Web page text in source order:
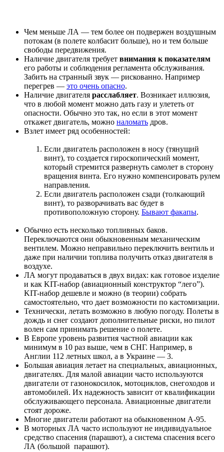
Чем меньше ЛА — тем более он подвержен воздушным
потокам (в полете колбасит больше), но и тем больше
свободы передвижения.
Наличие двигателя требует внимания к показателям
его работы и соблюдения регламента обслуживания.
Забить на странный звук — рискованно. Например
перегрев — это очень опасно.
Наличие двигателя расслабляет. Возникает иллюзия,
что в любой момент можно дать газу и улететь от
опасности. Обычно это так, но если в этот момент
откажет двигатель, можно наломать дров.
Взлет имеет ряд особенностей:
Если двигатель расположен в носу (тянущий
винт), то создается гироскопический момент,
который стремится развернуть самолет в сторону
вращения винта. Его нужно компенсировать рулем
направления.
Если двигатель расположен сзади (толкающий
винт), то разворачивать вас будет в
противоположную сторону. Бывают факапы.
Обычно есть несколько топливных баков.
Переключаются они обыкновенным механическим
вентилем. Можно неправильно переключить вентиль и
даже при наличии топлива получить отказ двигателя в
воздухе.
ЛА могут продаваться в двух видах: как готовое изделие
и как KIT-набор (авиационный конструктор “лего”).
KIT-набор дешевле и можно (в теории) собрать
самостоятельно, что дает возможности по кастомизации.
Технически, летать возможно в любую погоду. Полеты в
дождь и снег создают дополнительные риски, но пилот
волен сам принимать решение о полете.
В Европе уровень развития частной авиации как
минимум в 10 раз выше, чем в СНГ. Например, в
Англии 112 летных школ, а в Украине — 3.
Большая авиация летает на специальных, авиационных,
двигателях. Для малой авиации часто используются
двигатели от газонокосилок, мотоциклов, снегоходов и
автомобилей. Их надежность зависит от квалификации
обслуживающего персонала. Авиационные двигатели
стоят дороже.
Многие двигатели работают на обыкновенном А-95.
В моторных ЛА часто используют не индивидуальное
средство спасения (парашют), а система спасения всего
ЛА (большой парашют).